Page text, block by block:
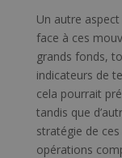
Un autre
face à ces
grands fonds,
indicateurs de
cela pourrait
tandis que
stratégie de
opérations